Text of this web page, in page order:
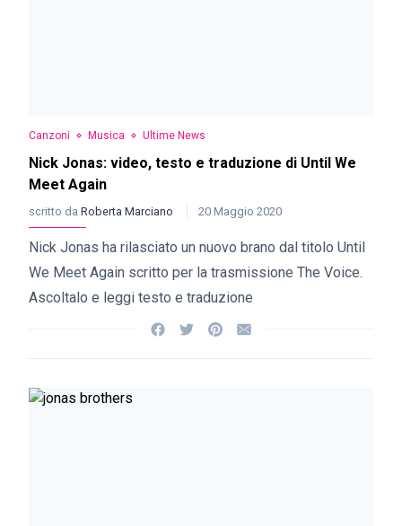
Canzoni Musica Ultime News
Nick Jonas: video, testo e traduzione di Until We
Meet Again
scritto da Roberta Marciano 20 Maggio 2020
Nick Jonas ha rilasciato un nuovo brano dal titolo Until
We Meet Again scritto per la trasmissione The Voice.
Ascoltalo e leggi testo e traduzione